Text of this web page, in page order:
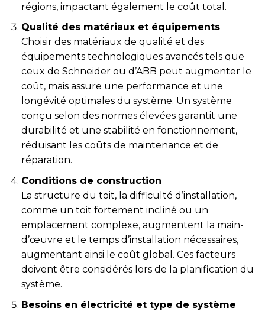
régions, impactant également le coût total.
Qualité des matériaux et équipements
Choisir des matériaux de qualité et des
équipements technologiques avancés tels que
ceux de Schneider ou d’ABB peut augmenter le
coût, mais assure une performance et une
longévité optimales du système. Un système
conçu selon des normes élevées garantit une
durabilité et une stabilité en fonctionnement,
réduisant les coûts de maintenance et de
réparation.
Conditions de construction
La structure du toit, la difficulté d’installation,
comme un toit fortement incliné ou un
emplacement complexe, augmentent la main-
d’œuvre et le temps d’installation nécessaires,
augmentant ainsi le coût global. Ces facteurs
doivent être considérés lors de la planification du
système.
Besoins en électricité et type de système